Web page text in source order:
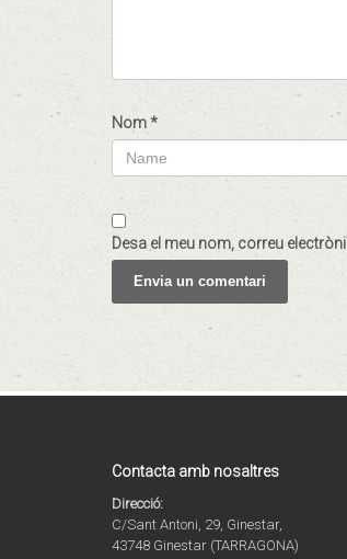
Nom*
Desa el meu nom, correu
Contacta amb nosaltres
Direcció:
C/Sant Antoni, 29, Ginestar,
43748 Ginestar (TARRAGONA)